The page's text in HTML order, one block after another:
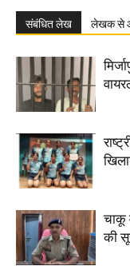
संबंधित लेख लेखक से
चाकू
की